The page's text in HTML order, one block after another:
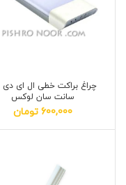
سانت سان لوکس
600,000 تومان